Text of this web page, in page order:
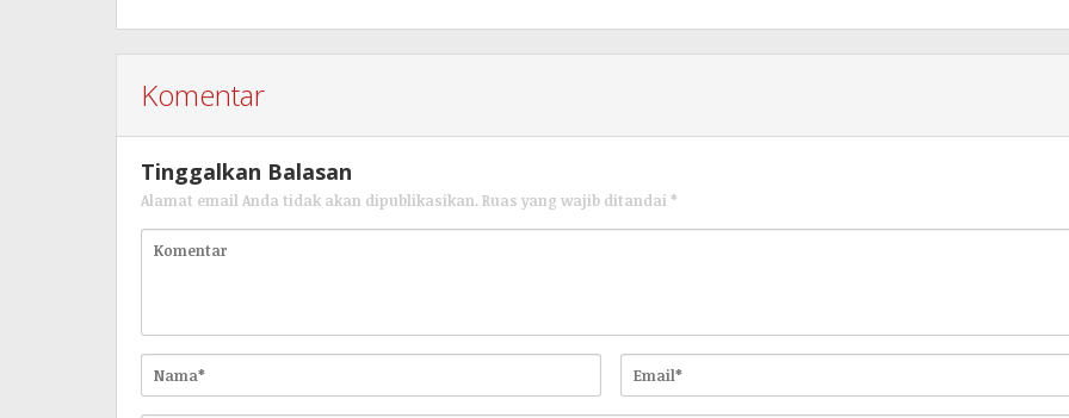
Komentar
Tinggalkan Balasan
Alamat email Anda tidak akan dipublikasikan. Ruas yang wajib ditandai *